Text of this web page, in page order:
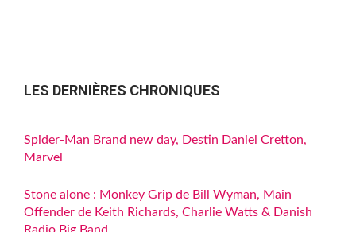
LES DERNIÈRES CHRONIQUES
Spider-Man Brand new day, Destin Daniel Cretton,
Marvel
Stone alone : Monkey Grip de Bill Wyman, Main
Offender de Keith Richards, Charlie Watts & Danish